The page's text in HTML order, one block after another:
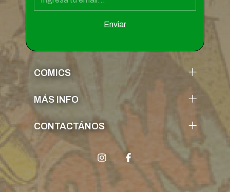
COMICS
MÁS INFO
CONTACTÁNOS